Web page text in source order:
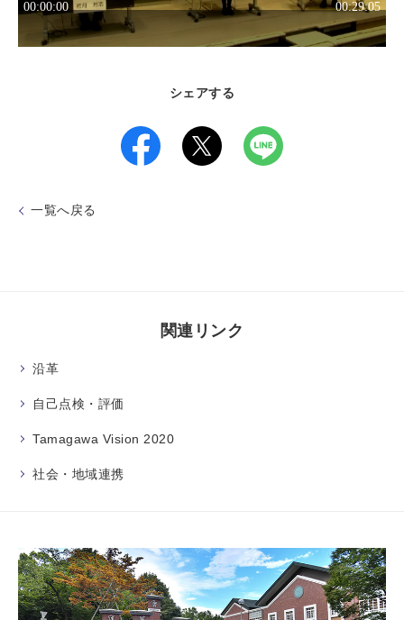
シェアする
一覧へ戻る
関連リンク
沿革
自己点検・評価
Tamagawa Vision 2020
社会・地域連携